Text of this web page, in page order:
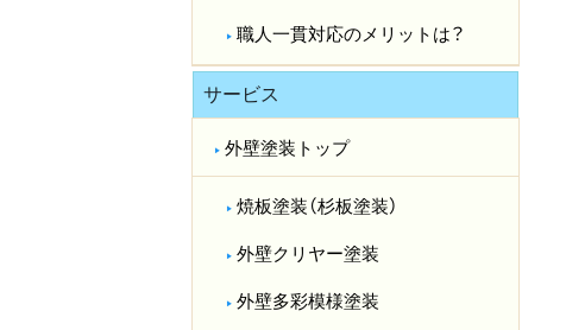
職人一貫対応のメリットは？​
サービス
外壁塗装トップ
焼板塗装（杉板塗装）
外壁クリヤー塗装
外壁多彩模様塗装